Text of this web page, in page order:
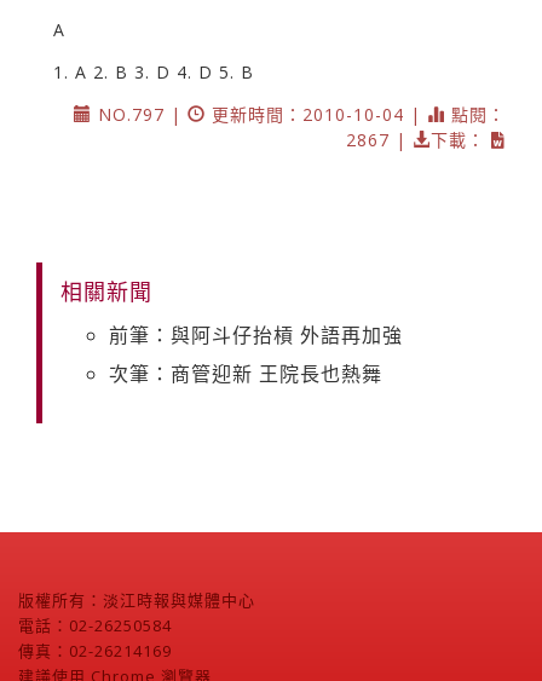
A
1. A 2. B 3. D 4. D 5. B
NO.797 |
更新時間：2010-10-04 |
點閱：
2867 |
下載：
相關新聞
前筆：與阿斗仔抬槓 外語再加強
次筆：商管迎新 王院長也熱舞
版權所有：淡江時報與媒體中心
電話：02-26250584
傳真：02-26214169
建議使用 Chrome 瀏覽器